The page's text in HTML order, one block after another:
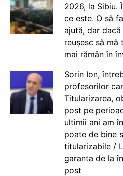
2026, la Sibiu.
ce este. O să
ajută, dar
reușesc să mă
mai rămân în
Sorin Ion,
profesorilor
Titularizarea,
post pe
ultimii ani am
poate de bine
titularizabile /
garanta de la
post